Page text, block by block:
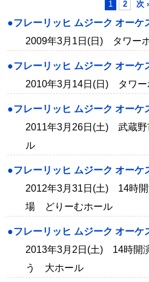
1 2 次
●フレーリッヒ ムジーク オーケ
2009年3月1日(日) タワー
●フレーリッヒ ムジーク オーケ
2010年3月14日(日) タワー
●フレーリッヒ ムジーク オーケ
2011年3月26日(土) 武蔵野
ル
●フレーリッヒ ムジーク オーケ
2012年3月31日(土) 14時
場 どりーむホール
●フレーリッヒ ムジーク オーケ
2013年3月2日(土) 14時開
う 大ホール